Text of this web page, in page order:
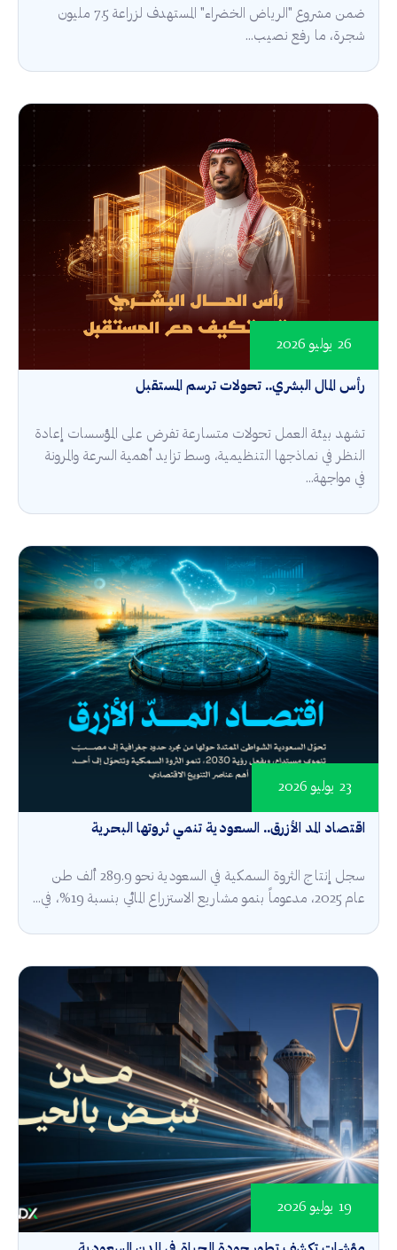
ضمن مشروع "الرياض الخضراء" المستهدف لزراعة 7.5 مليون
شجرة، ما رفع نصيب...
رأس المال البشري.. تحولات ترسم المستقبل
26 يوليو 2026
تشهد بيئة العمل تحولات متسارعة تفرض على المؤسسات إعادة
النظر في نماذجها التنظيمية، وسط تزايد أهمية السرعة والمرونة
في مواجهة...
اقتصاد المد الأزرق.. السعودية تنمي ثروتها البحرية
23 يوليو 2026
سجل إنتاج الثروة السمكية في السعودية نحو 289.9 ألف طن
عام 2025، مدعوماً بنمو مشاريع الاستزراع المائي بنسبة 19%، في...
19 يوليو 2026